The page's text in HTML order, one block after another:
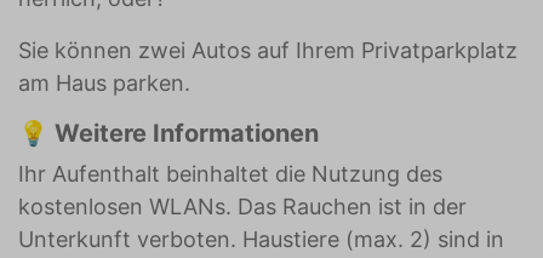
Sie können zwei Autos auf Ihrem Privatparkplatz
am Haus parken.
💡 Weitere Informationen
Ihr Aufenthalt beinhaltet die Nutzung des
kostenlosen WLANs. Das Rauchen ist in der
Unterkunft verboten. Haustiere (max. 2) sind in